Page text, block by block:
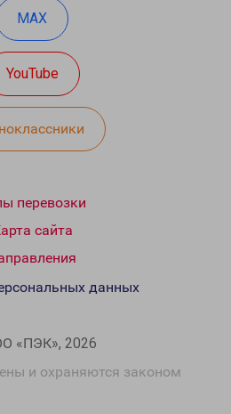
MAX
YouTube
перевозки
сайта
«ПЭК», 2026
и охраняются законом
данных